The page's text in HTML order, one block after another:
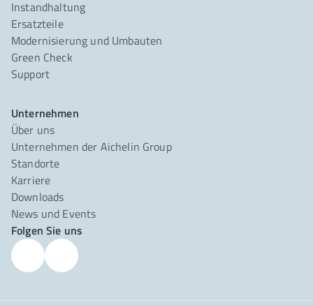
Instandhaltung
Ersatzteile
Modernisierung und Umbauten
Green Check
Support
Unternehmen
Über uns
Unternehmen der Aichelin Group
Standorte
Karriere
Downloads
News und Events
Folgen Sie uns